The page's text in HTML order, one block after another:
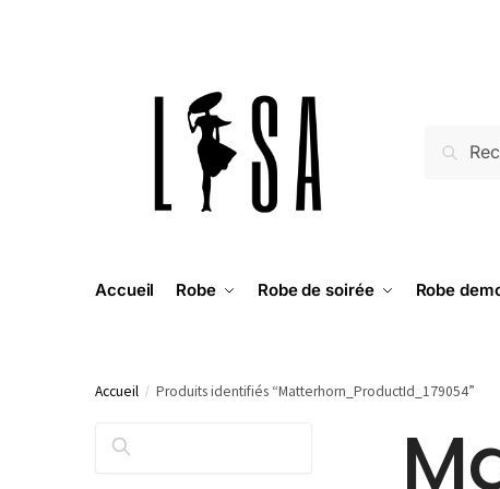
Accueil Robe Robe de soirée Robe
Accueil / Produits identifiés “Matterhorn_ProductId_179054”